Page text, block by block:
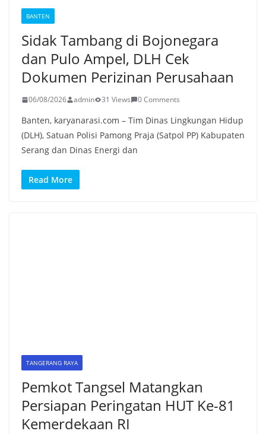
BANTEN
Sidak Tambang di Bojonegara
dan Pulo Ampel, DLH Cek
Dokumen Perizinan Perusahaan
06/08/2026 admin 31 Views 0 Comments
Banten, karyanarasi.com – Tim Dinas Lingkungan Hidup
(DLH), Satuan Polisi Pamong Praja (Satpol PP) Kabupaten
Serang dan Dinas Energi dan
Read More
TANGERANG RAYA
Pemkot Tangsel Matangkan
Persiapan Peringatan HUT Ke-81
Kemerdekaan RI